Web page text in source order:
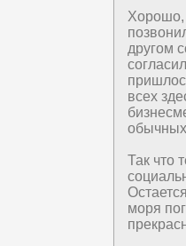
Хоpoшо,
дpyгом
всех
Так что
моря